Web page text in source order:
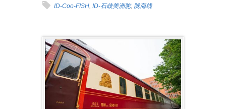
ID-Coo-FISH, ID-石歧美洲驼, 陇海线